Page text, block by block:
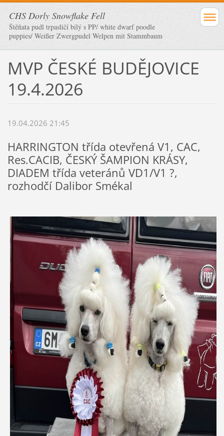
CHS Dorly Snowflake Fell
Štěňata pudl trpasličí bílý s PP/ white dwarf poodle
puppies/ Weißer Zwergpudel Welpen mit Stammbaum
MVP ČESKÉ BUDĚJOVICE
19.4.2026
19.04.2026 21:45
HARRINGTON třída otevřená V1, CAC,
Res.CACIB, ČESKÝ ŠAMPION KRÁSY,
DIADEM třída veteránů VD1/V1 ?,
rozhodčí Dalibor Smékal